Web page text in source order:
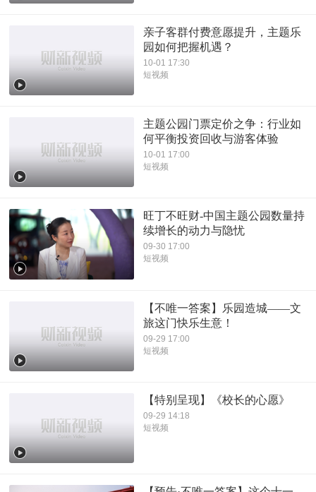
亲子客群付费意愿提升，主题乐
园如何把握机遇？
10-01 17:30
短视频
主题公园门票定价之争：行业如
何平衡投资回收与游客体验
10-01 17:00
短视频
旺丁不旺财-中国主题公园数量持
续增长的动力与隐忧
09-30 17:00
短视频
【不唯一答案】乐园造城——文
旅这门快乐生意！
09-29 17:00
短视频
【特别呈现】《校长的心愿》
09-29 14:18
短视频